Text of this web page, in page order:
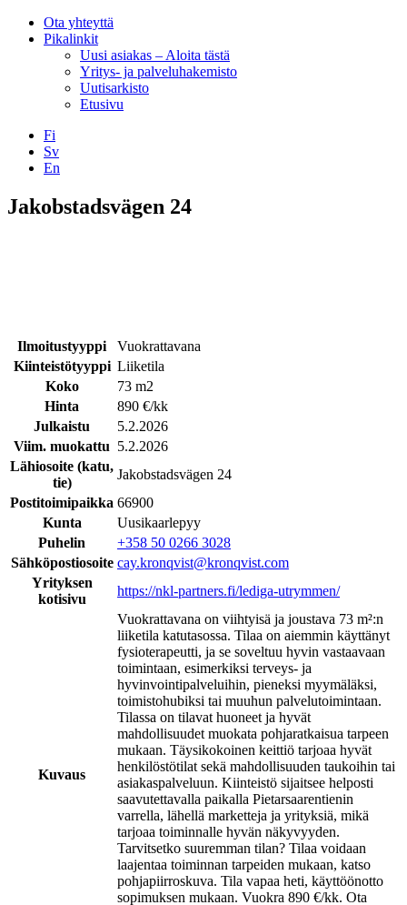
Ota yhteyttä
Pikalinkit
Uusi asiakas – Aloita tästä
Yritys- ja palveluhakemisto
Uutisarkisto
Etusivu
Fi
Sv
En
Facebook
Instagram
LinkedIN
YouTube
Jakobstadsvägen 24
Ilmoitustyyppi
Vuokrattavana
Kiinteistötyyppi Liiketila
Koko
73 m2
Hinta
890 €/kk
Julkaistu
5.2.2026
Viim. muokattu 5.2.2026
Lähiosoite (katu,
tie)
Jakobstadsvägen 24
Postitoimipaikka 66900
Kunta
Uusikaarlepyy
Puhelin
+358 50 0266 3028
Sähköpostiosoite cay.kronqvist@kronqvist.com
Yrityksen
kotisivu
https://nkl-partners.fi/lediga-utrymmen/
Kuvaus
Vuokrattavana on viihtyisä ja joustava 73 m²:n
liiketila katutasossa. Tilaa on aiemmin käyttänyt
fysioterapeutti, ja se soveltuu hyvin vastaavaan
toimintaan, esimerkiksi terveys- ja
hyvinvointipalveluihin, pieneksi myymäläksi,
toimistohubiksi tai muuhun palvelutoimintaan.
Tilassa on tilavat huoneet ja hyvät
mahdollisuudet muokata pohjaratkaisua tarpeen
mukaan. Täysikokoinen keittiö tarjoaa hyvät
henkilöstötilat sekä mahdollisuuden taukoihin tai
asiakaspalveluun. Kiinteistö sijaitsee helposti
saavutettavalla paikalla Pietarsaarentienin
varrella, lähellä marketteja ja yrityksiä, mikä
tarjoaa toiminnalle hyvän näkyvyyden.
Tarvitsetko suuremman tilan? Tilaa voidaan
laajentaa toiminnan tarpeiden mukaan, katso
pohjapiirroskuva. Tila vapaa heti, käyttöönotto
sopimuksen mukaan. Vuokra 890 €/kk. Ota